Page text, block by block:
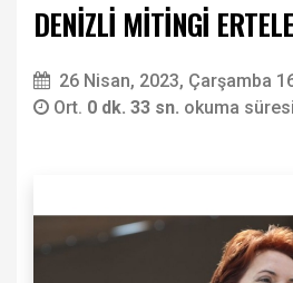
DENİZLİ MİTİNGİ
26 Nisan, 2023, Çarşamba
Ort. 0 dk. 33 sn. okuma süresi